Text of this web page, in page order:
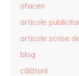
afaceri
articole
articole scrise
blog
călătorii